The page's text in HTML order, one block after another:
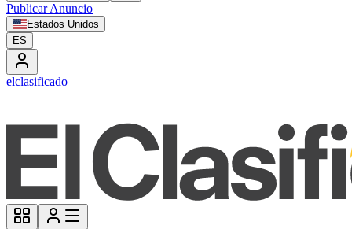
Publicar Anuncio
Estados Unidos
ES
elclasificado